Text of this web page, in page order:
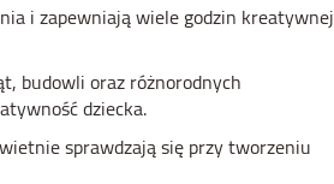
i zapewniają wiele godzin kreatywnej
budowli oraz różnorodnych
dziecka.
sprawdzają się przy tworzeniu